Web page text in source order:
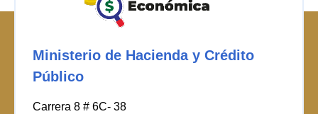
Ministerio de Hacienda y Crédito
Público
Carrera 8 # 6C- 38